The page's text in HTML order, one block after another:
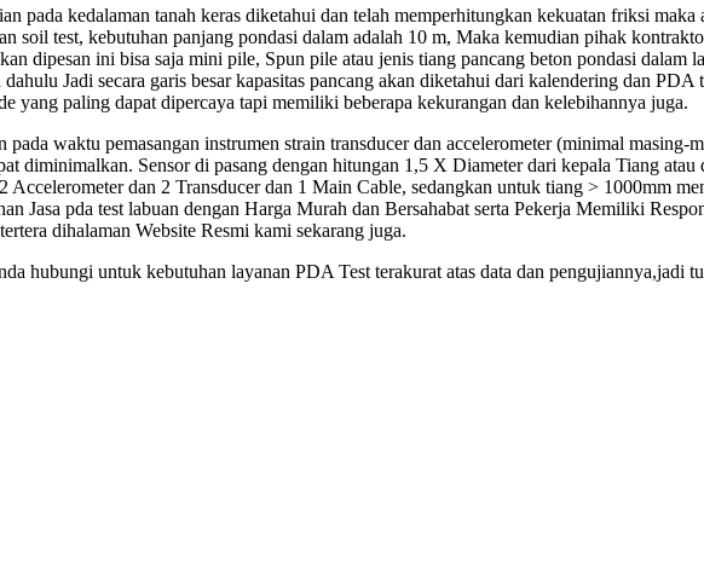
pada kedalaman tanah keras diketahui dan telah memperhitungkan kekuatan friksi
soil test, kebutuhan panjang pondasi dalam adalah 10 m, Maka kemudian pihak
dipesan ini bisa saja mini pile, Spun pile atau jenis tiang pancang beton pondasi dalam
Jadi secara garis besar kapasitas pancang akan diketahui dari kalendering dan
yang paling dapat dipercaya tapi memiliki beberapa kekurangan dan kelebihannya juga.
waktu pemasangan instrumen strain transducer dan accelerometer (minimal masing-
diminimalkan. Sensor di pasang dengan hitungan 1,5 X Diameter dari kepala Tiang
dan 2 Transducer dan 1 Main Cable, sedangkan untuk tiang > 1000mm
Jasa pda test labuan dengan Harga Murah dan Bersahabat serta Pekerja Memiliki
dihalaman Website Resmi kami sekarang juga.
hubungi untuk kebutuhan layanan PDA Test terakurat atas data dan pengujiannya,jadi